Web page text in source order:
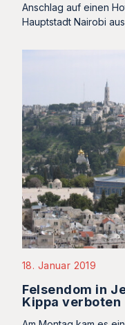
Anschlag auf einen
Hauptstadt Nairobi
18. Januar 2019
Felsendom in
Kippa verboten